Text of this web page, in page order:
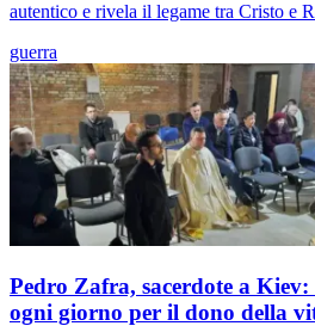
autentico e rivela il legame tra Cristo e
guerra
Pedro Zafra, sacerdote a
ogni giorno per il dono della